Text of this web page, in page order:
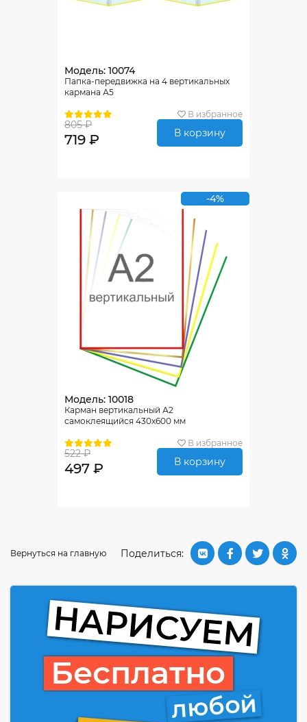
Модель: 10074
Папка-передвижка на 4 вертикальных
кармана А5
В избранное
805 ₽
719 ₽ В корзину
-4%
Модель: 10018
Карман вертикальный А2
самоклеящийся 430х600 мм
В избранное
522 ₽
497 ₽ В корзину
Поделиться:
Вернуться на главную